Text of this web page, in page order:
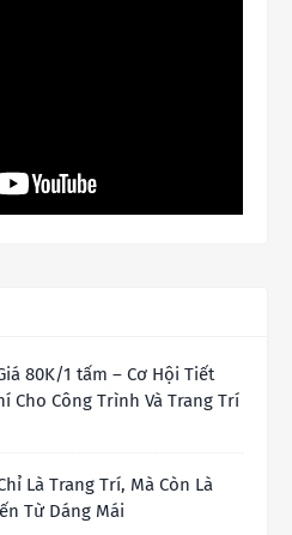
80K/1 tấm – Cơ Hội Tiết
Cho Công Trình Và Trang Trí
Là Trang Trí, Mà Còn Là
Từ Dáng Mái